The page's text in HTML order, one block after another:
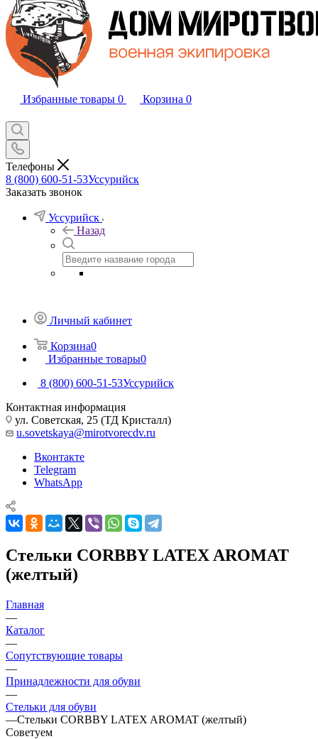
Избранные товары 0 Корзина 0
Телефоны
8 (800) 600-51-53Уссурийск
Заказать звонок
Уссурийск
Назад
Личный кабинет
Корзина0
Избранные товары0
8 (800) 600-51-53Уссурийск
Контактная информация
ул. Советская, 25 (ТД Кристалл)
u.sovetskaya@mirotvorecdv.ru
Вконтакте
Telegram
WhatsApp
Стельки CORBBY LATEX AROMAT
(желтый)
Главная
—
Каталог
—
Сопутствующие товары
—
Принадлежности для обуви
—
Стельки для обуви
—Стельки CORBBY LATEX AROMAT (желтый)
Советуем